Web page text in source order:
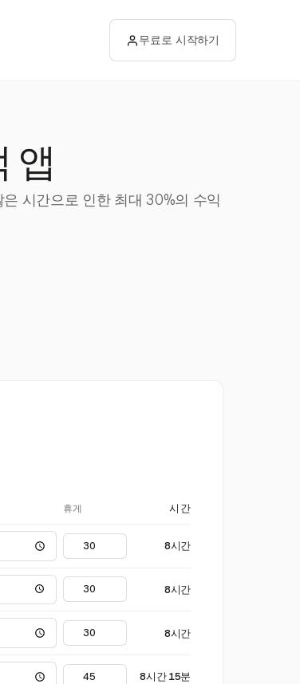
무료로 시작하기
앱
시간으로 인한 최대 30%의 수익
휴게 시간
8시간
8시간
8시간
8시간 15분